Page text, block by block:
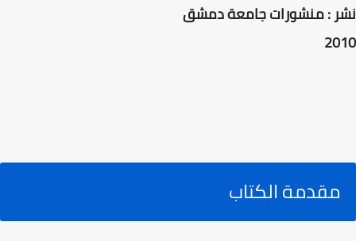
نشر : منشورات جامعة دمشق
2010
مقدمة الكتاب